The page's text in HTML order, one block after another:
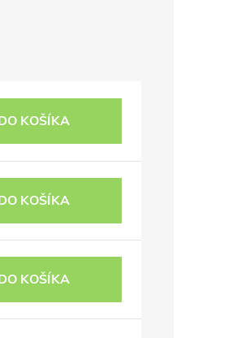
KOŠÍKA
KOŠÍKA
KOŠÍKA